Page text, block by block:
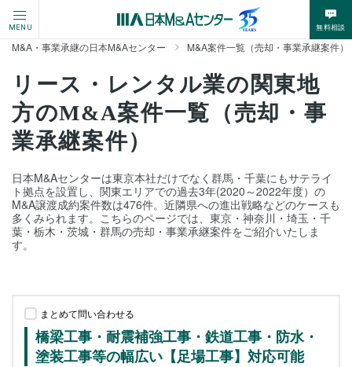
MENU 無料相談
M&A・事業承継の日本M&Aセンター M&A案件一覧（売却・事業承継案件）
リース・レンタル業の関東地
方のM&A案件一覧（売却・事
業承継案件）
日本M&Aセンターは東京本社だけでなく群馬・千葉にもサテライ
ト拠点を設置し、関東エリアでの過去3年(2020～2022年度）の
M&A譲渡成約案件数は476件。近隣県への進出戦略などのケースも
多くみられます。こちらのページでは、東京・神奈川・埼玉・千
葉・栃木・茨城・群馬の売却・事業承継案件をご紹介いたしま
す。
まとめて問い合わせる
橋梁工事・耐震補強工事・鉄道工事・防水・
塗装工事等の幅広い【足場工事】対応可能